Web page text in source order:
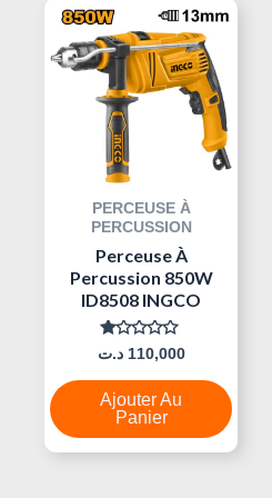
PERCEUSE À
PERCUSSION
Perceuse À
Percussion 850W
ID8508 INGCO
Note
0
Sur
5
110,000 د.ت
Ajouter Au
Panier